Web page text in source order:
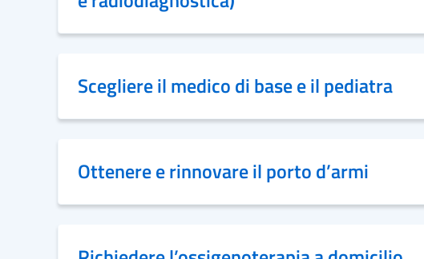
Scegliere il medico di base e il pediatra
Ottenere e rinnovare il porto d’armi